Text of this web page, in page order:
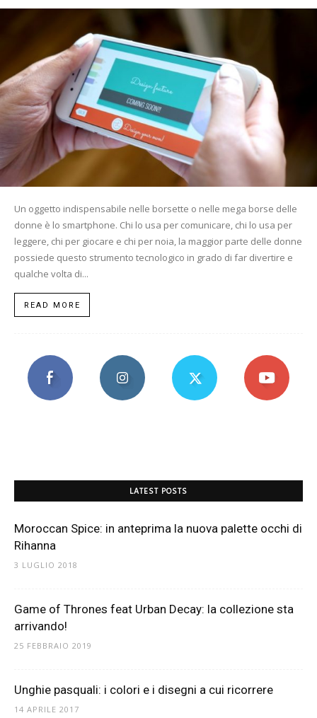
Un oggetto indispensabile nelle borsette o nelle mega borse delle
donne è lo smartphone. Chi lo usa per comunicare, chi lo usa per
leggere, chi per giocare e chi per noia, la maggior parte delle donne
possiede questo strumento tecnologico in grado di far divertire e
qualche volta di...
READ MORE
LATEST POSTS
Moroccan Spice: in anteprima la nuova palette occhi di
Rihanna
3 LUGLIO 2018
Game of Thrones feat Urban Decay: la collezione sta
arrivando!
25 FEBBRAIO 2019
Unghie pasquali: i colori e i disegni a cui ricorrere
14 APRILE 2017